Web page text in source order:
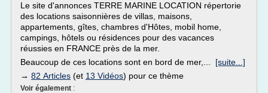
Le site d'annonces TERRE MARINE LOCATION répertorie
des locations saisonnières de villas, maisons,
appartements, gîtes, chambres d'Hôtes, mobil home,
campings, hôtels ou résidences pour des vacances
réussies en FRANCE près de la mer.
Beaucoup de ces locations sont en bord de mer,... [suite...]
→ 82 Articles (et 13 Vidéos) pour ce thème
Voir également :